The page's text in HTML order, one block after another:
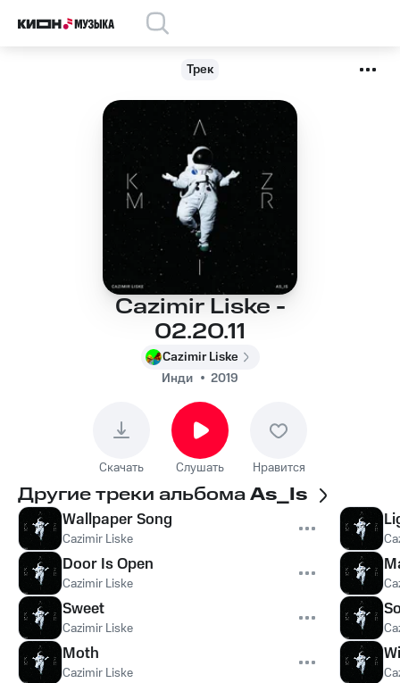
Трек
Cazimir Liske -
02.20.11
Cazimir Liske
Инди
2019
Скачать Слушать Нравится
Другие треки альбомаAs_Is
Wallpaper Song
Cazimir Liske
Door Is Open
Cazimir Liske
Sweet
Cazimir Liske
Moth
Cazimir Liske